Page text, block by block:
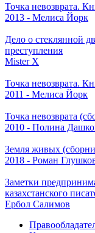
Точка невозврата.
2013 - Мелиса Йорк
Дело о стеклянной
преступления
Mister X
Точка невозврата.
2011 - Мелиса Йорк
Точка невозврата
2010 - Полина
Земля живых
2018 - Роман
Заметки
казахстанского
Ербол Салимов